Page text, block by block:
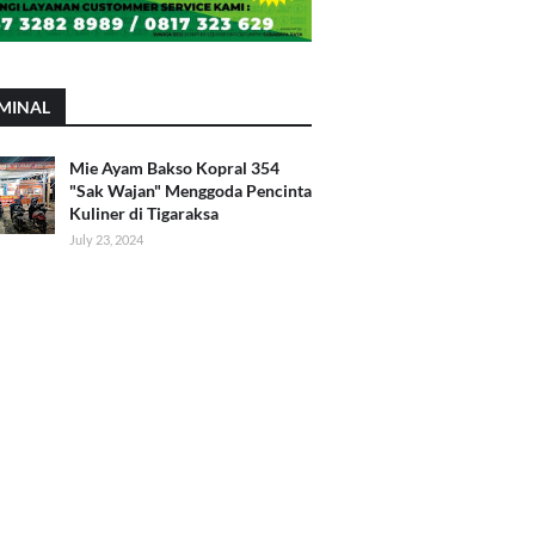
Mie Ayam Bakso Kopral 354
"Sak Wajan" Menggoda Pencinta
Kuliner di Tigaraksa
July 23, 2024